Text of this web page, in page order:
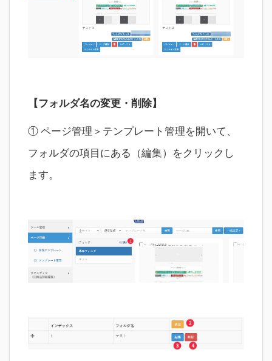
【フォルダ名の変更・削除】
① ページ管理＞テンプレート管理を開いて、
フォルダの項目にある（編集）をクリックし
ます。